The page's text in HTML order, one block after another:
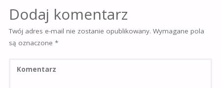
Dodaj komentarz
Twój adres e-mail nie zostanie opublikowany. Wymagane pola
są oznaczone *